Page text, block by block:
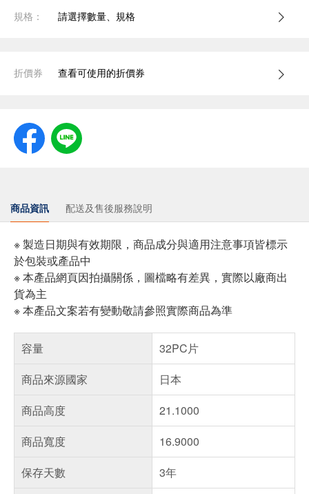
規格： 請選擇數量、規格
折價券 查看可使用的折價券
商品資訊 配送及售後服務說明
※ 製造日期與有效期限，商品成分與適用注意事項皆標示
於包裝或產品中
※ 本產品網頁因拍攝關係，圖檔略有差異，實際以廠商出
貨為主
※ 本產品文案若有變動敬請參照實際商品為準
容量
32PC片
商品來源國家
日本
商品高度
21.1000
商品寬度
16.9000
保存天數
3年